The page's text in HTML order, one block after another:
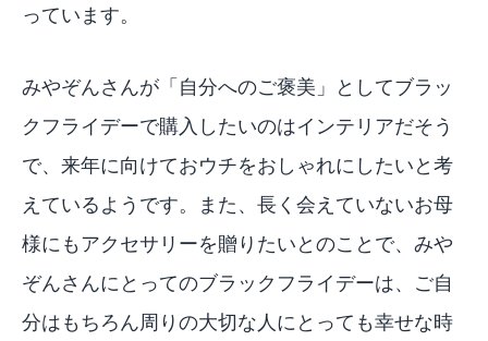
っています。
みやぞんさんが「自分へのご褒美」としてブラッ
クフライデーで購入したいのはインテリアだそう
で、来年に向けておウチをおしゃれにしたいと考
えているようです。また、長く会えていないお母
様にもアクセサリーを贈りたいとのことで、みや
ぞんさんにとってのブラックフライデーは、ご自
分はもちろん周りの大切な人にとっても幸せな時